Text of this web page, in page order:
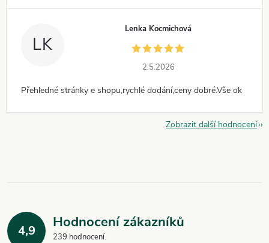
LK
Lenka Kocmichová
2.5.2026
Přehledné stránky e shopu,rychlé dodání,ceny dobré.Vše ok
Zobrazit další hodnocení
4,9 Hodnocení zákazníků
239 hodnocení